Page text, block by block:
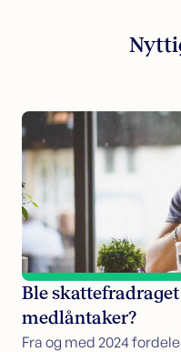
Ble
medlåntaker?
Fra og med 2024